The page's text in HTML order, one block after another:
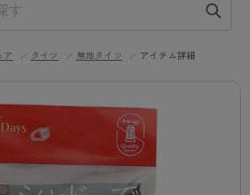
のご購入で送料無料
ア タイツ 無地タイツ アイテム詳細